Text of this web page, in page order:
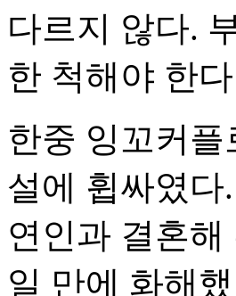
다르지 않다.
한 척해야 한
한중 잉꼬커
설에 휩싸였다
연인과 결혼
일 만에 화해